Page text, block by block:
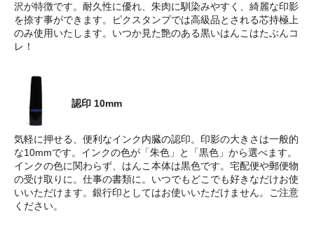
沢が特徴です。耐久性に優れ、朱肉に馴染みやすく、綺麗な印影
を捺す事ができます。ピクスタンプでは高級品とされる芯持極上
のみ使用いたします。いつか見た艶のある黒いはんこはたぶんコ
レ！
認印 10mm
気軽に押せる、便利なインク内臓の認印。印影の大きさは一般的
な10mmです。インクの色が「朱色」と「黒色」から選べます。
インクの色に関わらず、はんこ本体は黒色です。宅配便や郵便物
の受け取りに。仕事の書類に。いつでもどこでも好きなだけお使
いいただけます。銀行印としてはお使いいただけません。ご注意
ください。